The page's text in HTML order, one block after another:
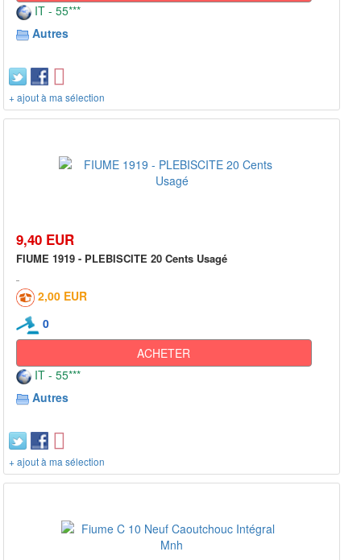
IT - 55***
Autres
+ ajout à ma sélection
9,40 EUR
FIUME 1919 - PLEBISCITE 20 Cents Usagé
2,00 EUR
0
ACHETER
IT - 55***
Autres
+ ajout à ma sélection